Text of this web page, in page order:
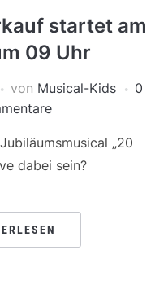
startet am
09 Uhr
von Musical-Kids
0
„20
dabei sein?